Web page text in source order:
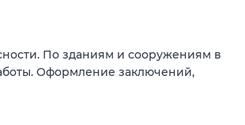
По зданиям и сооружениям в
Оформление заключений,